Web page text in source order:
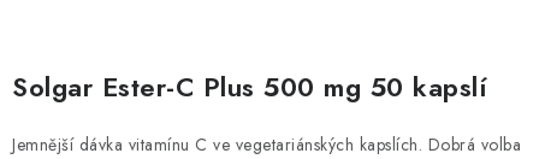
Solgar Ester-C Plus 500 mg 50 kapslí
Jemnější dávka vitamínu C ve vegetariánských kapslích. Dobrá volba